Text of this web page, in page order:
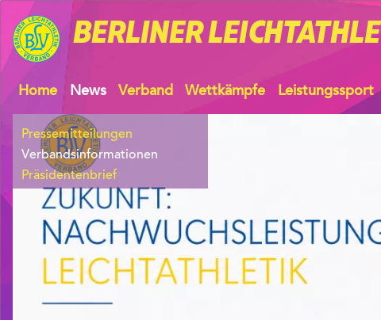
BERLINER
Home News Verband Wettkämpfe Leistungssport
Pressemitteilungen
Verbandsinformationen
Präsidentenbrief